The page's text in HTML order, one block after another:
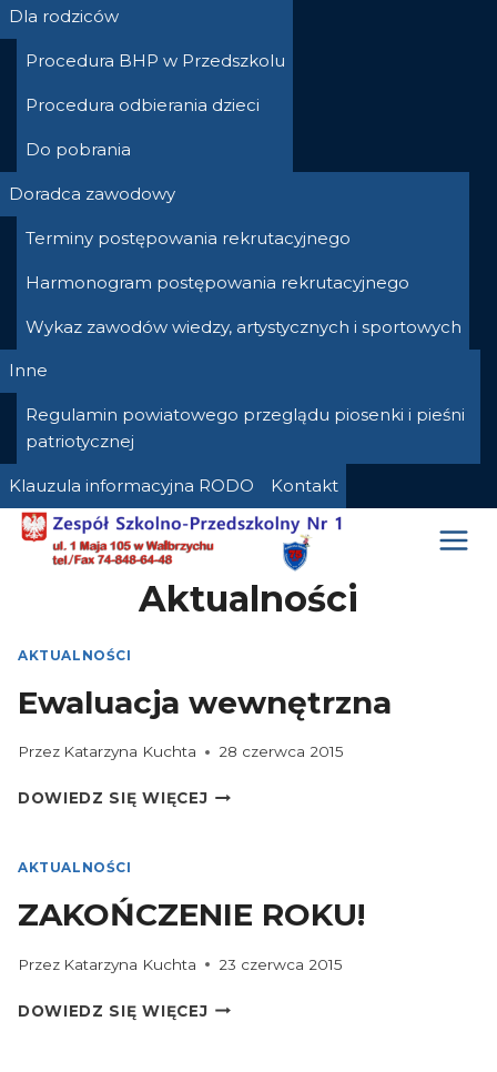
Dla rodziców
Procedura BHP w Przedszkolu
Procedura odbierania dzieci
Do pobrania
Doradca zawodowy
Terminy postępowania rekrutacyjnego
Harmonogram postępowania rekrutacyjnego
Wykaz zawodów wiedzy, artystycznych i sportowych
Inne
Regulamin powiatowego przeglądu piosenki i pieśni
patriotycznej
Klauzula informacyjna RODO Kontakt
Aktualności
AKTUALNOŚCI
Ewaluacja wewnętrzna
Przez Katarzyna Kuchta 28 czerwca 2015
DOWIEDZ SIĘ WIĘCEJEWALUACJA
AKTUALNOŚCI
ZAKOŃCZENIE ROKU!
Przez Katarzyna Kuchta 23 czerwca 2015
DOWIEDZ SIĘ WIĘCEJZAKOŃCZENIE